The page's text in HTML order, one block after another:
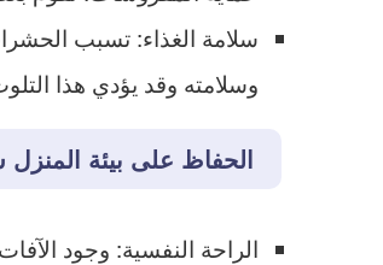
​سلامة الغذاء: تسبب
وسلامته وقد يؤدي هذا
الحفاظ على بيئة المنزل
​الراحة النفسية: وجود